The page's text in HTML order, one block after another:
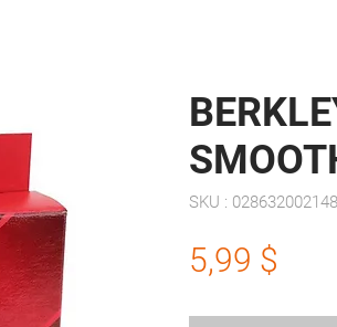
SKU : 028632002148
5,99 $